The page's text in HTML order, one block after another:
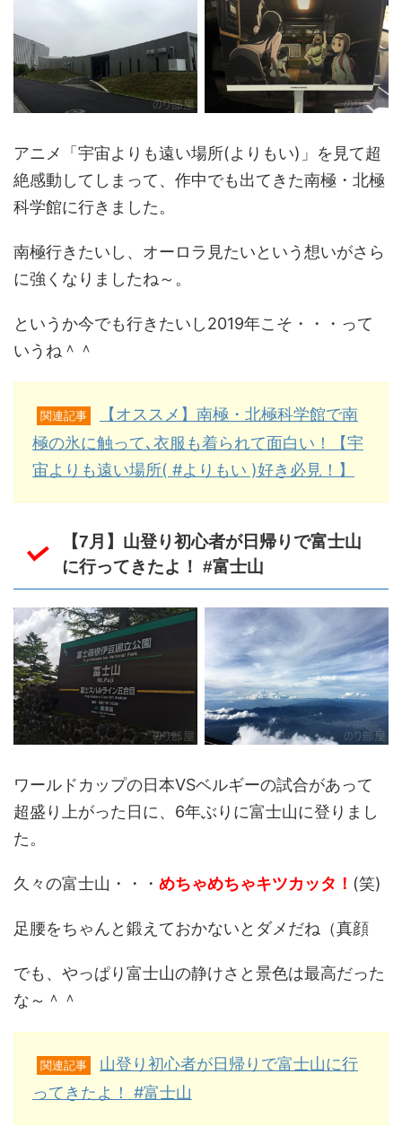
アニメ「宇宙よりも遠い場所(よりもい)」を見て超
絶感動してしまって、作中でも出てきた南極・北極
科学館に行きました。
南極行きたいし、オーロラ見たいという想いがさら
に強くなりましたね～。
というか今でも行きたいし2019年こそ・・・って
いうね＾＾
関連記事
【オススメ】南極・北極科学館で南
極の氷に触って､衣服も着られて面白い！【宇
宙よりも遠い場所( #よりもい )好き必見！】
【7月】山登り初心者が日帰りで富士山
に行ってきたよ！ #富士山
ワールドカップの日本VSベルギーの試合があって
超盛り上がった日に、6年ぶりに富士山に登りまし
た。
久々の富士山・・・ めちゃめちゃキツカッタ！ (笑)
足腰をちゃんと鍛えておかないとダメだね（真顔
でも、やっぱり富士山の静けさと景色は最高だった
な～＾＾
関連記事
山登り初心者が日帰りで富士山に行
ってきたよ！ #富士山